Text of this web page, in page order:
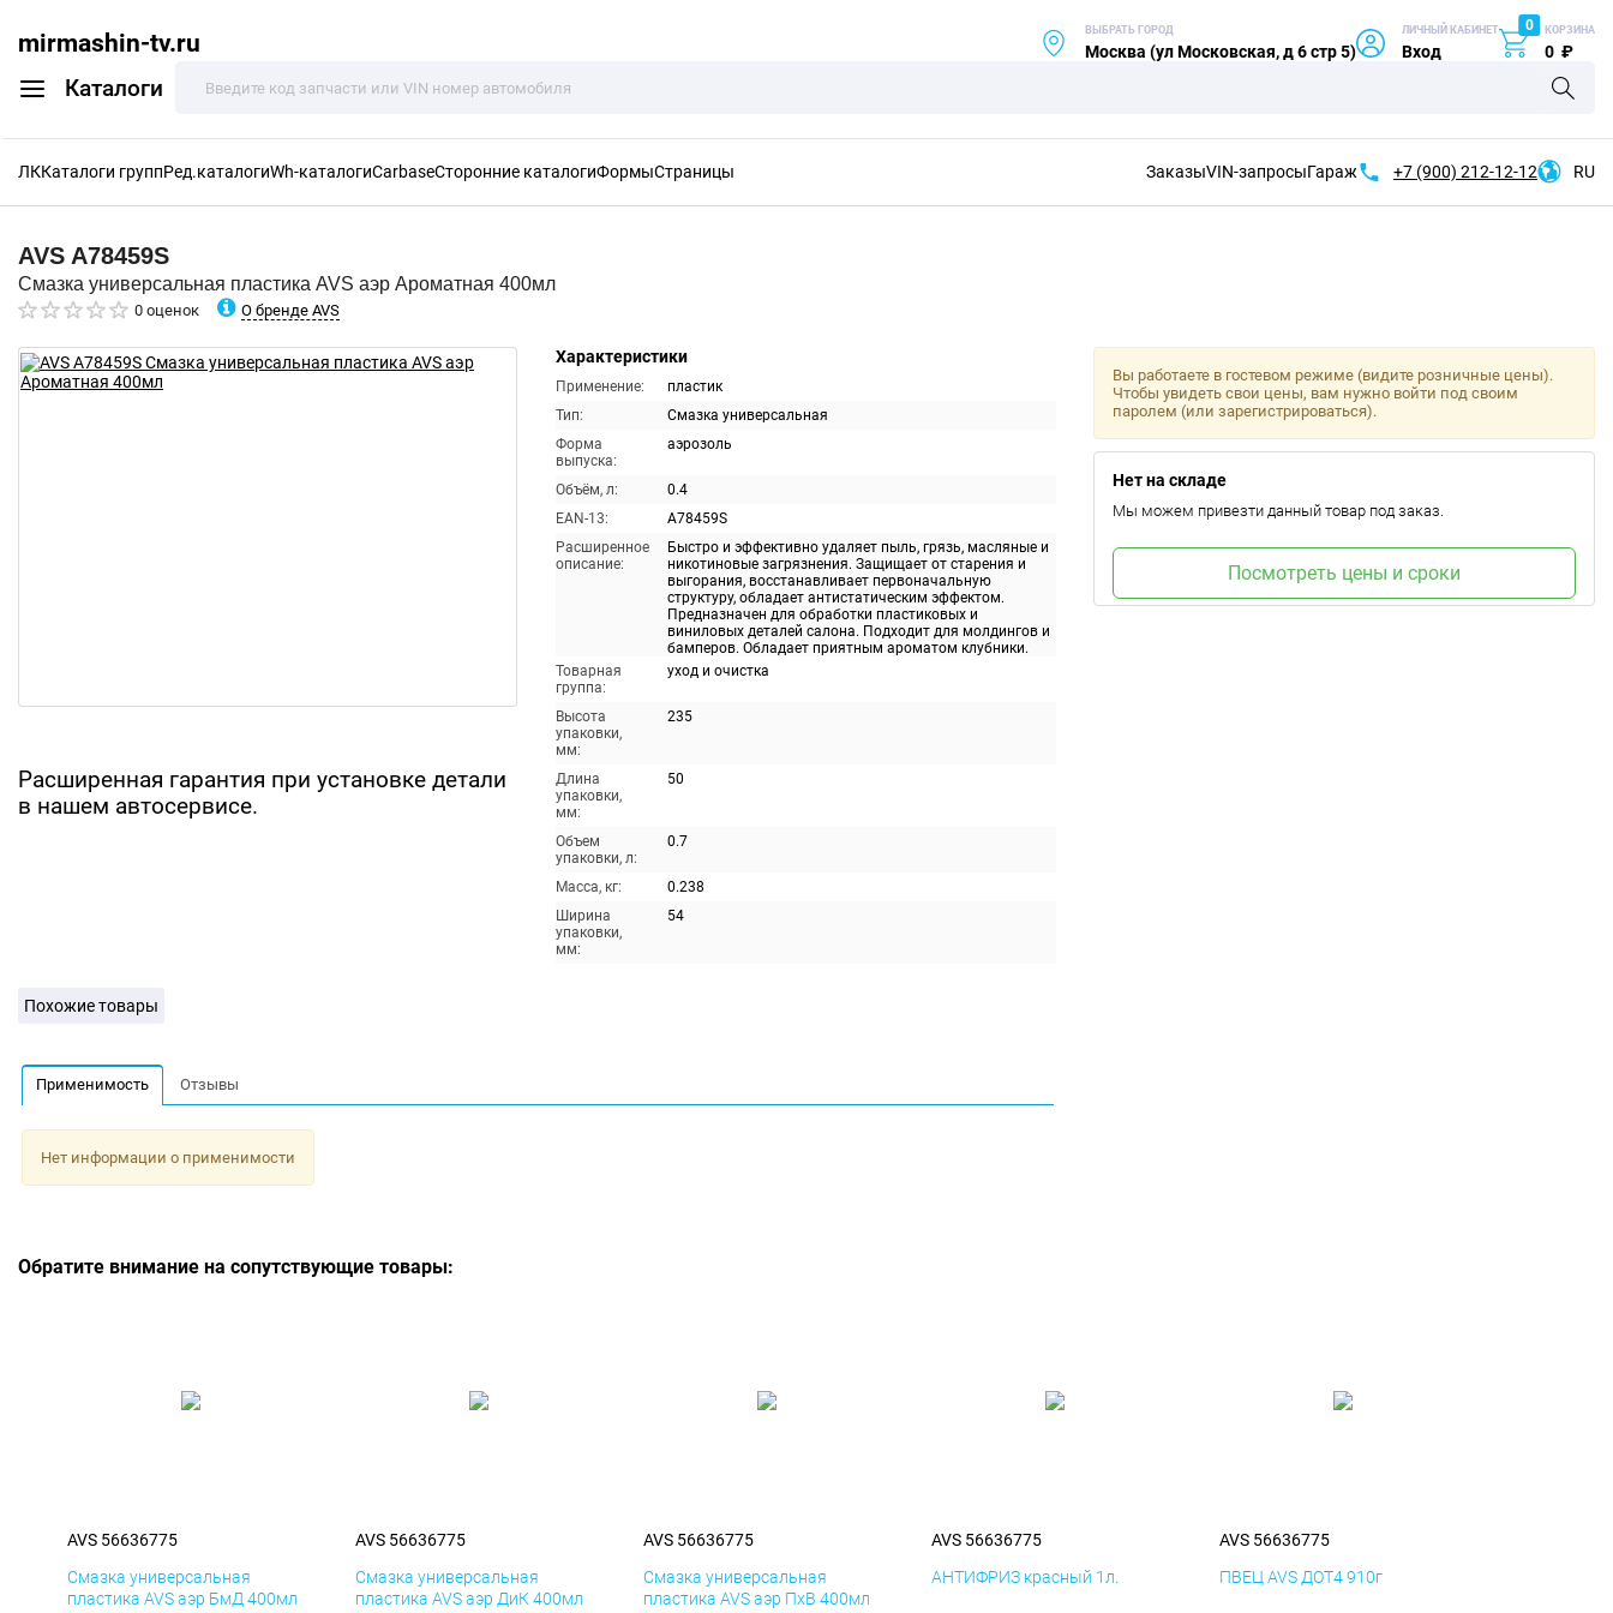
mirmashin-tv.ru
Каталоги
ВЫБРАТЬ ГОРОД
Москва (ул Московская, д 6 стр 5)
ЛИЧНЫЙ КАБИНЕТ
Вход
0 КОРЗИНА
0 ₽
ЛККаталоги группРед.каталогиWh-каталогиCarbaseСторонние каталогиФормыСтраницы ЗаказыVIN-запросыГараж +7 (900) 212-12-12 RU
AVS A78459S
Смазка универсальная пластика AVS аэр Ароматная 400мл
0 оценок О бренде AVS
Расширенная гарантия при установке детали
в нашем автосервисе.
Характеристики
Применение:
пластик
Тип:
Смазка универсальная
Форма
выпуска:
аэрозоль
Объём, л:
0.4
EAN-13:
A78459S
Расширенное
описание:
Быстро и эффективно удаляет пыль, грязь, масляные и
никотиновые загрязнения. Защищает от старения и
выгорания, восстанавливает первоначальную
структуру, обладает антистатическим эффектом.
Предназначен для обработки пластиковых и
виниловых деталей салона. Подходит для молдингов и
бамперов. Обладает приятным ароматом клубники.
Товарная
группа:
уход и очистка
Высота
упаковки,
мм:
235
Длина
упаковки,
мм:
50
Объем
упаковки, л:
0.7
Масса, кг:
0.238
Ширина
упаковки,
мм:
54
Вы работаете в гостевом режиме (видите розничные цены).
Чтобы увидеть свои цены, вам нужно войти под своим
паролем (или зарегистрироваться).
Нет на складе
Мы можем привезти данный товар под заказ.
Посмотреть цены и сроки
Похожие товары
Применимость Отзывы
Нет информации о применимости
Обратите внимание на сопутствующие товары:
AVS 56636775
Смазка универсальная
пластика AVS аэр БмД 400мл
AVS 56636775
Смазка универсальная
пластика AVS аэр ДиК 400мл
AVS 56636775
Смазка универсальная
пластика AVS аэр ПхВ 400мл
AVS 56636775
АНТИФРИЗ красный 1л.
AVS 56636775
ПВЕЦ AVS ДОТ4 910г